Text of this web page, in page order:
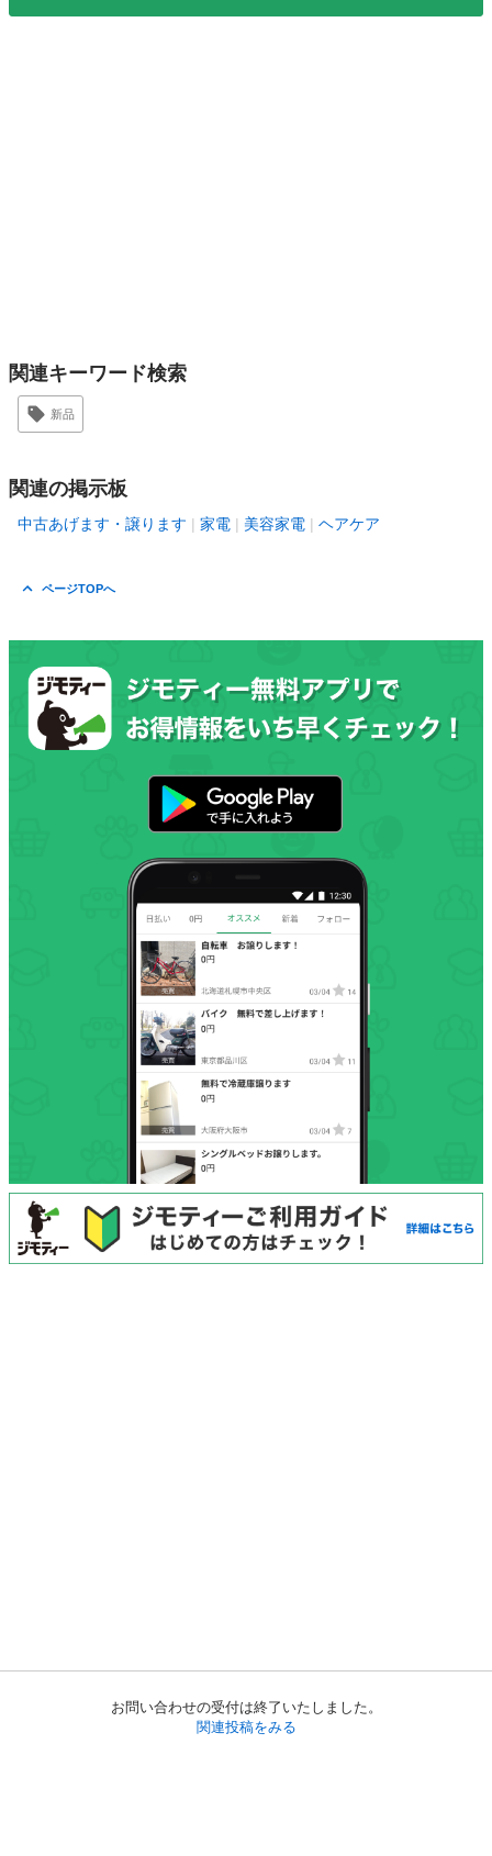
お問い合わせの受付は終了いたしました。
関連投稿をみる
関連キーワード検索
新品
関連の掲示板
中古あげます・譲ります 家電 美容家電 ヘアケア
ページTOPへ